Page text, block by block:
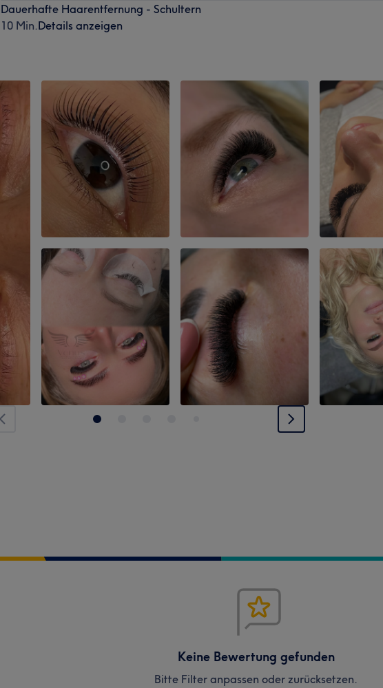
Dauerhafte Haarentfernung - Schultern
10 Min.Details anzeigen
Keine Bewertung gefunden
Bitte Filter anpassen oder zurücksetzen.